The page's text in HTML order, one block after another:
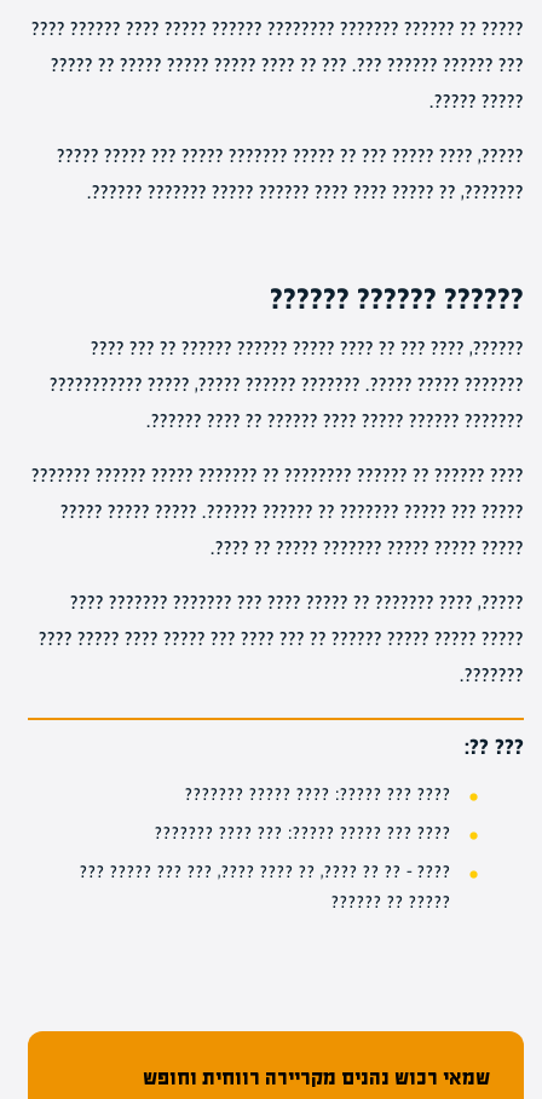
????? ?? ?????? ??????? ???????? ?????? ????? ???? ?????? ????
??? ?????? ?????? ???. ??? ?? ???? ????? ????? ????? ?? ?????
????? ?????.
?????, ???? ????? ??? ?? ????? ??????? ????? ??? ????? ?????
???????, ?? ????? ???? ???? ?????? ????? ??????? ??????.
?????? ?????? ??????
??????, ???? ??? ?? ???? ????? ?????? ?????? ?? ??? ????
??????? ????? ?????. ??????? ?????? ?????, ????? ???????????
??????? ?????? ????? ???? ?????? ?? ???? ??????.
???? ?????? ?? ?????? ???????? ?? ??????? ????? ?????? ???????
????? ??? ????? ??????? ?? ?????? ??????. ????? ????? ?????
????? ????? ????? ??????? ????? ?? ????.
?????, ???? ??????? ?? ????? ???? ??? ??????? ??????? ????
????? ????? ????? ?????? ?? ??? ???? ??? ????? ???? ????? ????
???????.
??? ??:
???? ??? ?????: ???? ????? ???????
???? ??? ????? ?????: ??? ???? ???????
???? – ?? ?? ????, ?? ???? ????, ??? ??? ????? ???
????? ?? ??????
שמאי רכוש נהנים מקריירה רווחית וחופש